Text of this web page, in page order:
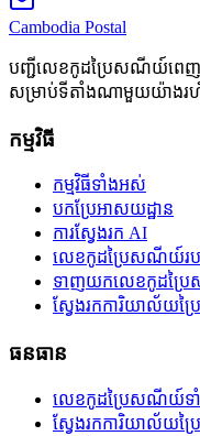
Cambodia Postal
បញ្ជីលេខកូដប្រៃសណីយ៍ពេញ
សម្រាប់ទីតាំងណាមួយយ៉ាងរ
កម្មវិធី
កម្មវិធីទាំងអស់
បកប្រែអាសយដ្ឋាន
ការស្វែងរក AI
លេខកូដប្រៃសណីយ៍របស់
ទាញយកលេខកូដប្រៃ
ស្វែងរកការិយាល័យ
ធនធាន
លេខកូដប្រៃសណីយ៍ទ
ស្វែងរកការិយាល័យ